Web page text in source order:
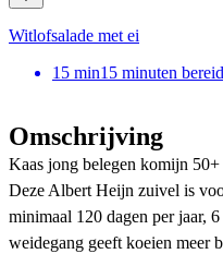
Witlofsalade met ei
15 min15 minuten
Omschrijving
Kaas jong belegen komijn 50+
Deze Albert Heijn zuivel is
minimaal 120 dagen per jaar,
weidegang geeft koeien meer